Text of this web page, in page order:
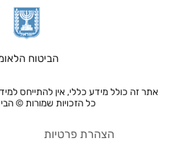
הביטוח הלאומי
אתר זה כולל מידע כללי, אין להתייחס
כל הזכויות שמורות ©
הצהרת פרטיות